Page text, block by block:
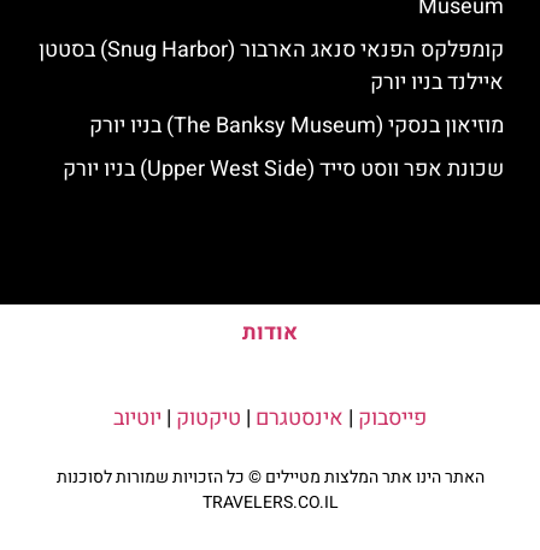
Museum
קומפלקס הפנאי סנאג הארבור (Snug Harbor) בסטטן
איילנד בניו יורק
מוזיאון בנסקי (The Banksy Museum) בניו יורק
שכונת אפר ווסט סייד (Upper West Side) בניו יורק
אודות
פייסבוק | אינסטגרם | טיקטוק | יוטיוב
האתר הינו אתר המלצות מטיילים © כל הזכויות שמורות לסוכנות
TRAVELERS.CO.IL